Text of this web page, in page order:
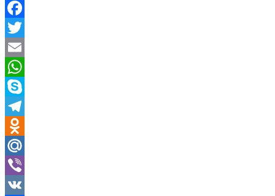
Facebook
Twitter
Email
WhatsApp
Skype
Telegram
Odnoklassniki
Mail.Ru
Viber